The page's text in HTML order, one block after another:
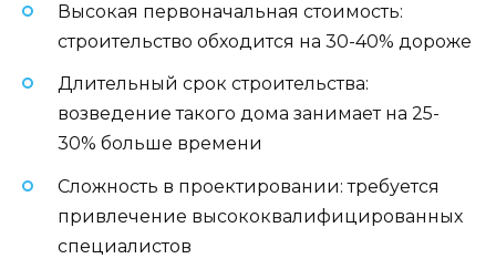
Высокая первоначальная стоимость:
строительство обходится на 30-40% дороже
Длительный срок строительства:
возведение такого дома занимает на 25-
30% больше времени
Сложность в проектировании: требуется
привлечение высококвалифицированных
специалистов